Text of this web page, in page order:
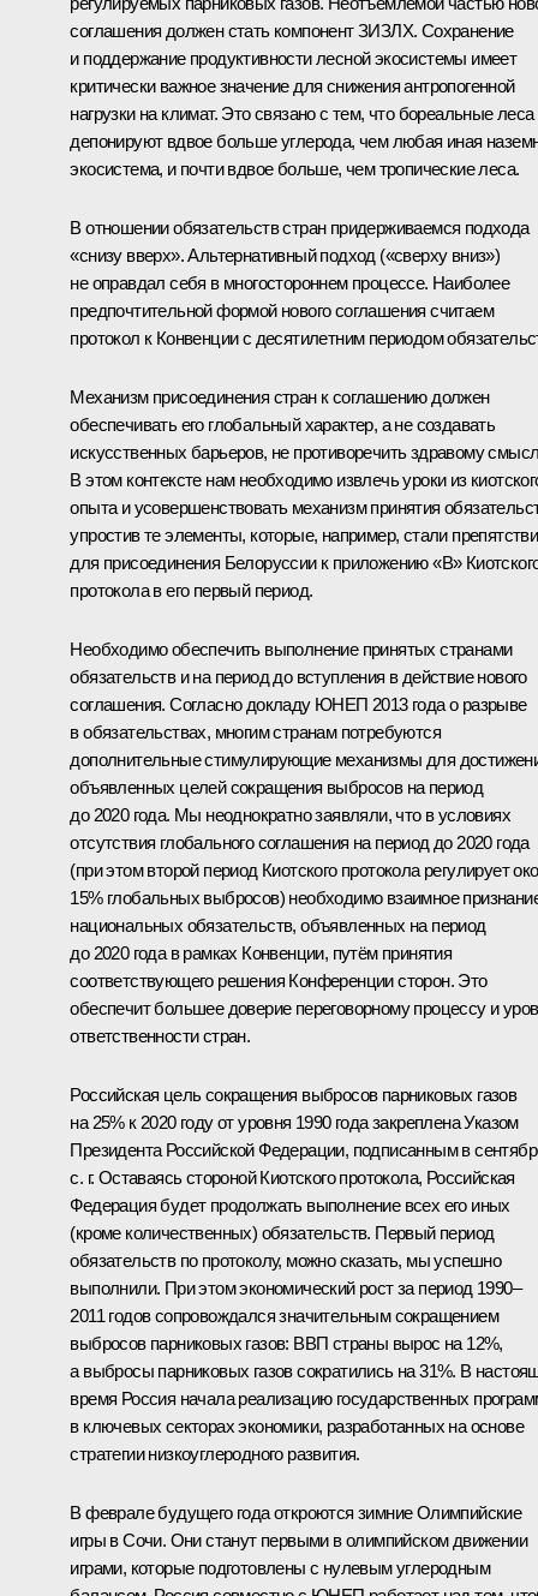
соглашения должен стать компонент ЗИЗЛХ. Сохранение
и поддержание продуктивности лесной экосистемы имеет
критически важное значение для снижения антропогенной
нагрузки на климат. Это связано с тем, что бореальные леса
депонируют вдвое больше углерода, чем любая иная
экосистема, и почти вдвое больше, чем тропические леса.
В отношении обязательств стран придерживаемся подхода
«снизу вверх». Альтернативный подход («сверху вниз»)
не оправдал себя в многостороннем процессе. Наиболее
предпочтительной формой нового соглашения считаем
протокол к Конвенции с десятилетним периодом
Механизм присоединения стран к соглашению должен
обеспечивать его глобальный характер, а не создавать
искусственных барьеров, не противоречить здравому
В этом контексте нам необходимо извлечь уроки из
опыта и усовершенствовать механизм принятия
упростив те элементы, которые, например, стали
для присоединения Белоруссии к приложению «В»
протокола в его первый период.
Необходимо обеспечить выполнение принятых странами
обязательств и на период до вступления в действие нового
соглашения. Согласно докладу ЮНЕП 2013 года о разрыве
в обязательствах, многим странам потребуются
дополнительные стимулирующие механизмы для
объявленных целей сокращения выбросов на период
до 2020 года. Мы неоднократно заявляли, что в условиях
отсутствия глобального соглашения на период до 2020 года
(при этом второй период Киотского протокола регулирует
15% глобальных выбросов) необходимо взаимное
национальных обязательств, объявленных на период
до 2020 года в рамках Конвенции, путём принятия
соответствующего решения Конференции сторон. Это
обеспечит большее доверие переговорному процессу и
ответственности стран.
Российская цель сокращения выбросов парниковых газов
на 25% к 2020 году от уровня 1990 года закреплена Указом
Президента Российской Федерации, подписанным в
с. г. Оставаясь стороной Киотского протокола, Российская
Федерация будет продолжать выполнение всех его иных
(кроме количественных) обязательств. Первый период
обязательств по протоколу, можно сказать, мы успешно
выполнили. При этом экономический рост за период 1990–
2011 годов сопровождался значительным сокращением
выбросов парниковых газов: ВВП страны вырос на 12%,
а выбросы парниковых газов сократились на 31%. В
время Россия начала реализацию государственных
в ключевых секторах экономики, разработанных на основе
стратегии низкоуглеродного развития.
В феврале будущего года откроются зимние Олимпийские
игры в Сочи. Они станут первыми в олимпийском движении
играми, которые подготовлены с нулевым углеродным